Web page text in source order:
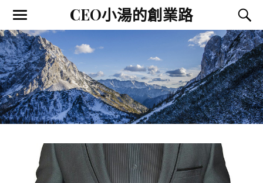
CEO小湯的創業路